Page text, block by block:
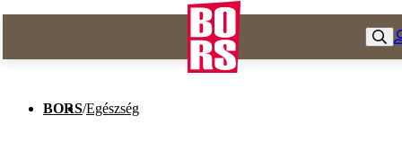
BORS/Egészség